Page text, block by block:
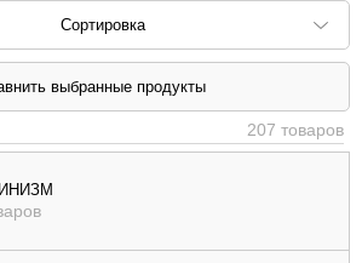
Сортировка
по: наименованию (
|
207 товаров